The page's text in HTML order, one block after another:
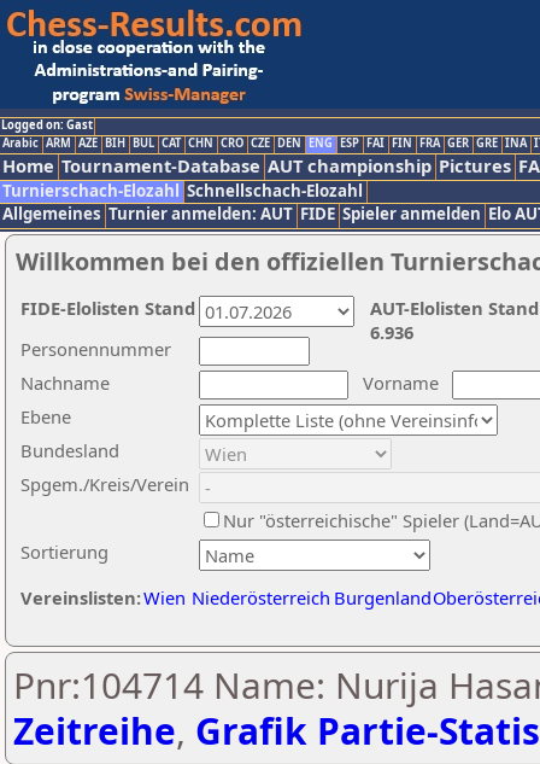
Logged on: Gast
Arabic ARM AZE BIH BUL CAT CHN CRO CZE DEN ENG ESP FAI FIN FRA GER GRE INA
Home Tournament-Database AUT championship Pictures
Turnierschach-Elozahl Schnellschach-Elozahl
Allgemeines Turnier anmelden: AUT FIDE Spieler anmelden Elo
Willkommen bei den offiziellen
Nachname
Vorname
Ebene
Sortierung
Personennummer
Bundesland
Spgem./Kreis/Verein
Nur "österreichische" Spieler
Vereinslisten:Wien Niederösterreich Burgenland
AUT-Elolisten
6.936
FIDE-Elolisten Stand
Pnr:104714 Name: Nurija
Zeitreihe, Grafik Partie-